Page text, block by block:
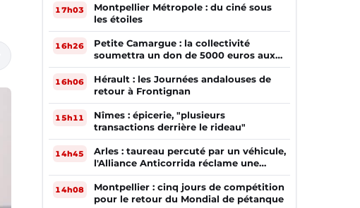
17h03
Montpellier Métropole : du ciné sous
les étoiles
16h26
Petite Camargue : la collectivité
soumettra un don de 5000 euros aux
sinistrés de la Gironde
16h06
Hérault : les Journées andalouses de
retour à Frontignan
15h11
Nîmes : épicerie, "plusieurs
transactions derrière le rideau"
14h45
Arles : taureau percuté par un véhicule,
l'Alliance Anticorrida réclame une
enquête
14h08
Montpellier : cinq jours de compétition
pour le retour du Mondial de pétanque